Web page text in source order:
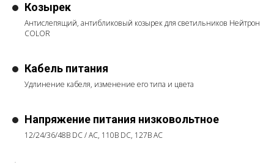
Козырек
Антислепящий, антибликовый козырек для светильников Нейтрон
COLOR
Кабель питания
Удлинение кабеля, изменение его типа и цвета
Напряжение питания низковольтное
12/24/36/48В DC / AC, 110В DC, 127В АС